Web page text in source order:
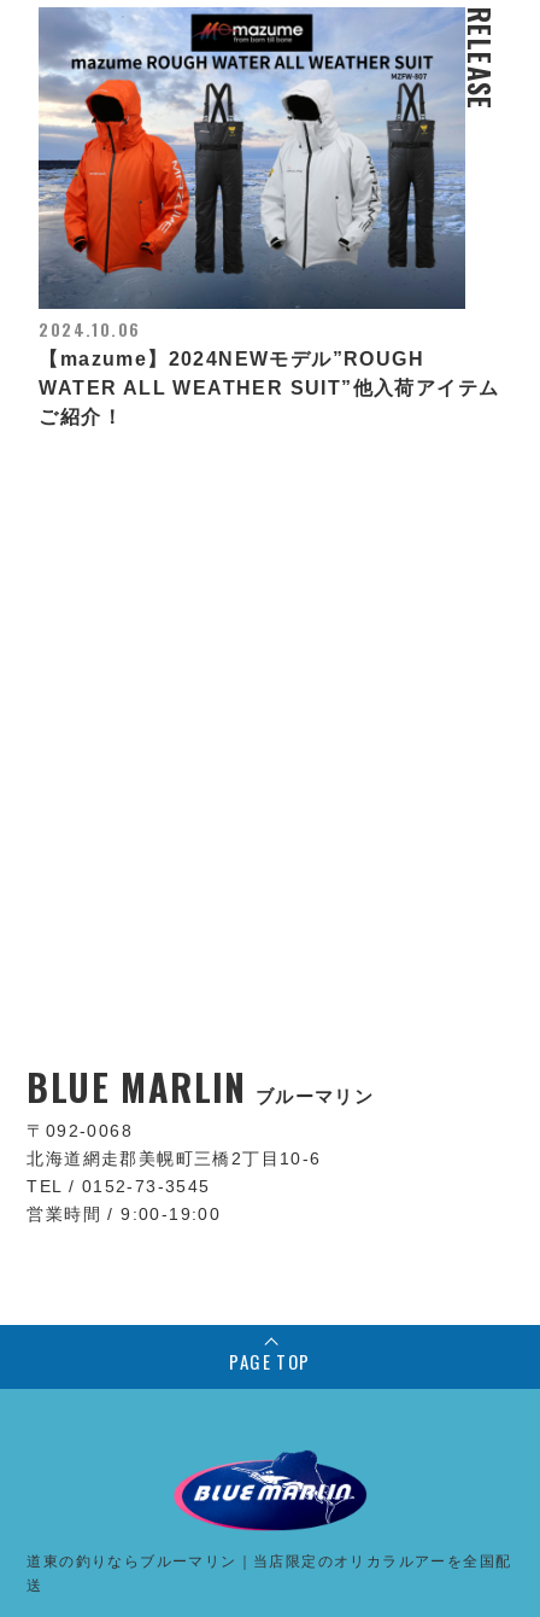
RELEASE
2024.10.06
【mazume】2024NEWモデル”ROUGH
WATER ALL WEATHER SUIT”他入荷アイテム
ご紹介！
BLUE MARLIN ブルーマリン
〒092-0068
北海道網走郡美幌町三橋2丁目10-6
TEL / 0152-73-3545
営業時間 / 9:00-19:00
PAGE TOP
道東の釣りならブルーマリン｜当店限定のオリカラルアーを全国配
送